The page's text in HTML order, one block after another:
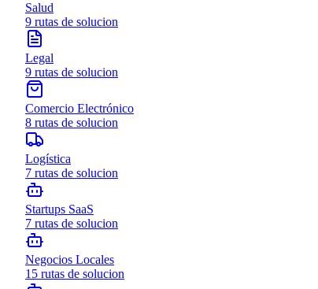
Salud
9 rutas de solucion
Legal
9 rutas de solucion
Comercio Electrónico
8 rutas de solucion
Logística
7 rutas de solucion
Startups SaaS
7 rutas de solucion
Negocios Locales
15 rutas de solucion